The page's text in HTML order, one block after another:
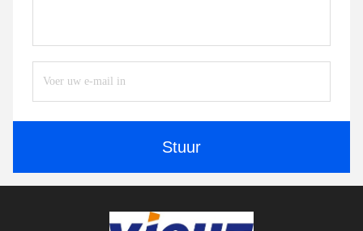
Stuur